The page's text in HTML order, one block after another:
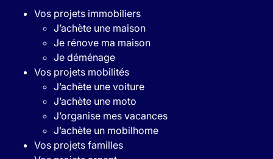
Vos projets immobiliers
J’achète une maison
Je rénove ma maison
Je déménage
Vos projets mobilités
J’achète une voiture
J’achète une moto
J’organise mes vacances
J’achète un mobilhome
Vos projets familles